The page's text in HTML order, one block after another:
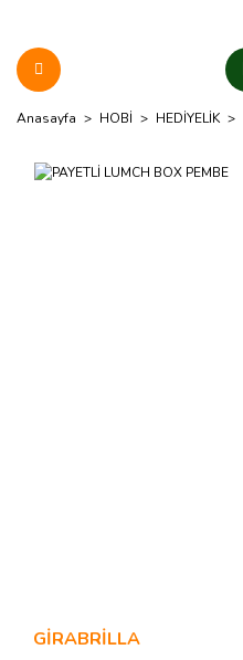
Anasayfa HOBİ HEDİYELİK
GİRABRİLLA